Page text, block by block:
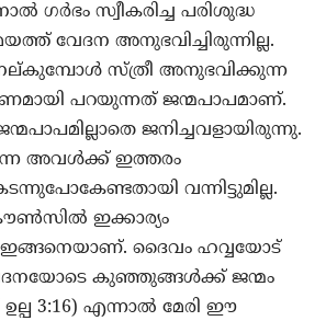
ഗര്‍ഭം സ്വീകരിച്ച പരിശുദ്ധ
വേദന അനുഭവിച്ചിരുന്നില്ല.
സ്ത്രീ അനുഭവിക്കുന്ന
പറയുന്നത് ജന്മപാപമാണ്.
ജനിച്ചവളായിരുന്നു.
അവള്‍ക്ക് ഇത്തരം
വന്നിട്ടുമില്ല.
കൗണ്‍സില്‍ ഇക്കാര്യം
ഇങ്ങനെയാണ്. ദൈവം ഹവ്വയോട്
കുഞ്ഞുങ്ങള്‍ക്ക് ജന്മം
3:16) എന്നാല്‍ മേരി ഈ